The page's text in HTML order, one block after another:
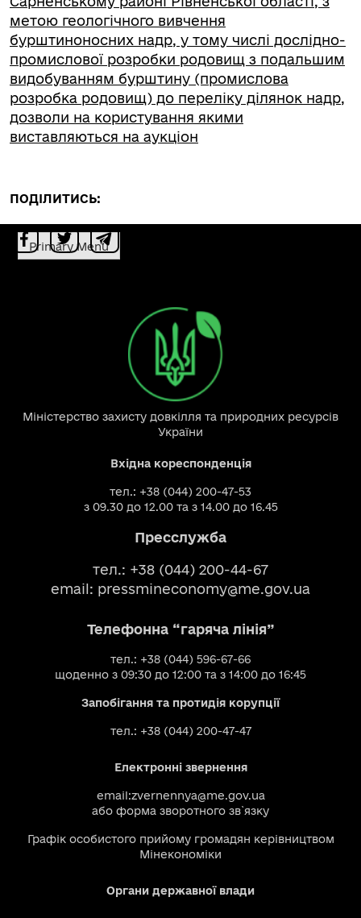
метою геологічного вивчення
бурштиноносних надр, у тому числі дослідно-
промислової розробки родовищ з подальшим
видобуванням бурштину (промислова
розробка родовищ) до переліку ділянок надр,
дозволи на користування якими
виставляються на аукціон
ПОДІЛИТИСЬ:
Primary Menu
Міністерство захисту довкілля та природних ресурсів
України
Вхідна кореспонденція
тел.: +38 (044) 200-47-53
з 09.30 до 12.00 та з 14.00 до 16.45
Пресслужба
тел.: +38 (044) 200-44-67
email: pressmineconomy@me.gov.ua
Телефонна “гаряча лінія”
тел.: +38 (044) 596-67-66
щоденно з 09:30 до 12:00 та з 14:00 до 16:45
Запобігання та протидія корупції
тел.: +38 (044) 200-47-47
Електронні звернення
email:zvernennya@me.gov.ua
або форма зворотного зв`язку
Графік особистого прийому громадян керівництвом
Мінекономіки
Органи державної влади